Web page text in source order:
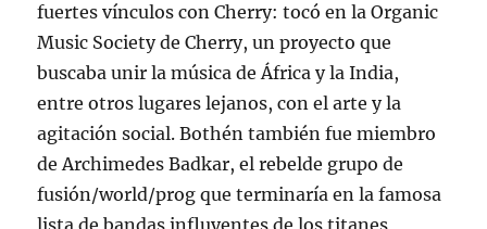
fuertes vínculos con Cherry: tocó en la Organic
Music Society de Cherry, un proyecto que
buscaba unir la música de África y la India,
entre otros lugares lejanos, con el arte y la
agitación social. Bothén también fue miembro
de Archimedes Badkar, el rebelde grupo de
fusión/world/prog que terminaría en la famosa